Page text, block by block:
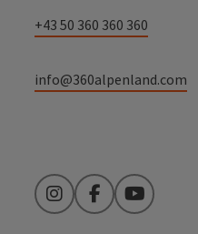
+43 50 360 360 360
info@360alpenland.com
InstagramFacebookYouTube